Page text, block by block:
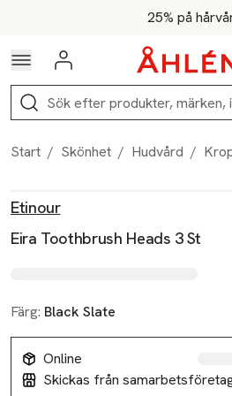
Hoppa till navigationsmenyn25% på
För medlemmar -
Logga in
Sök
Start / Skönhet / Hudvård /
Etinour
Eira Toothbrush Heads 3 St
Färg: Black Slate
Online
Skickas från